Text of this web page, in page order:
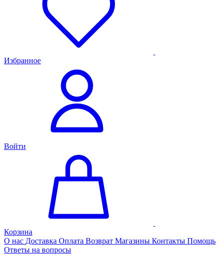
Избранное
Войти
Корзина
О нас Доставка Оплата Возврат Магазины Контакты Помощь
Ответы на вопросы